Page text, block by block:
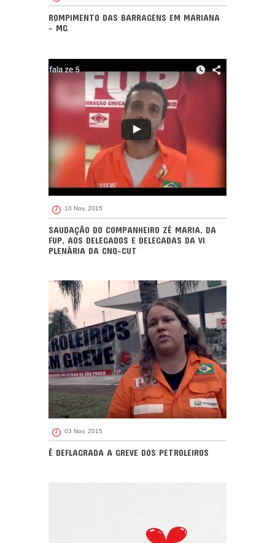
ROMPIMENTO DAS BARRAGENS EM MARIANA
- MG
10 Nov, 2015
SAUDAÇÃO DO COMPANHEIRO ZÉ MARIA, DA
FUP, AOS DELEGADOS E DELEGADAS DA VI
PLENÁRIA DA CNQ-CUT
03 Nov, 2015
É DEFLAGRADA A GREVE DOS PETROLEIROS